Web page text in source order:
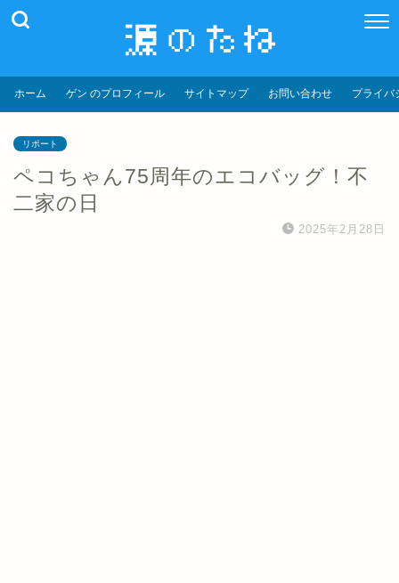
ホーム ゲン のプロフィール サイトマップ お問い合わせ プライバ
リポート
ペコちゃん75周年のエコバッグ！不
二家の日
2025年2月28日